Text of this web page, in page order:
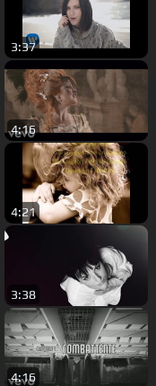
3:37
4:16
4:21
3:38
4:16